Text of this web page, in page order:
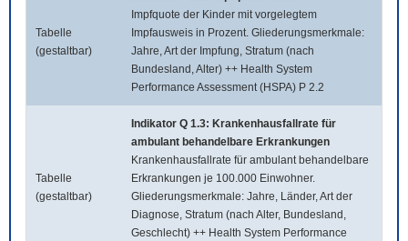
Tabelle
(gestaltbar)
Impfquote der Kinder mit vorgelegtem
Impfausweis in Prozent. Gliederungsmerkmale:
Jahre, Art der Impfung, Stratum (nach
Bundesland, Alter) ++ Health System
Performance Assessment (HSPA) P 2.2
Tabelle
(gestaltbar)
Indikator Q 1.3: Krankenhausfallrate für
ambulant behandelbare Erkrankungen
Krankenhausfallrate für ambulant behandelbare
Erkrankungen je 100.000 Einwohner.
Gliederungsmerkmale: Jahre, Länder, Art der
Diagnose, Stratum (nach Alter, Bundesland,
Geschlecht) ++ Health System Performance